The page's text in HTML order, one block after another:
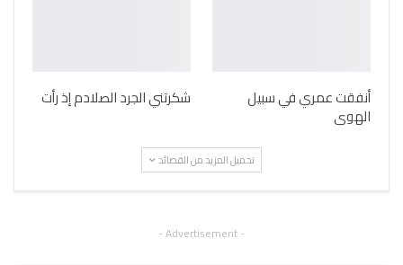
أنفقت عمري في سبيل
الهوى
شكرتني الجرد الصلادم إذ رأت
تحميل المزيد من القصائد
- Advertisement -